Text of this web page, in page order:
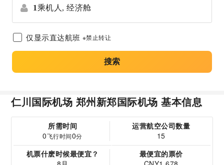
1乘机人, 经济舱
仅显示直达航班 ※禁止转让
搜索
仁川国际机场 郑州新郑国际机场 基本信息
所需时间
0飞行时间0分
运营航空公司数量
15
机票什麽时候最便宜？
最便宜的票价